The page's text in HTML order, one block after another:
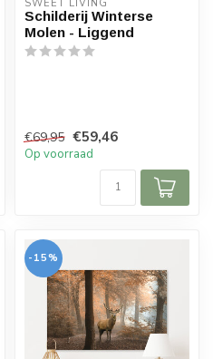
SWEET LIVING
Schilderij Winterse
Molen - Liggend
€69,95 €59,46
Op voorraad
-15%